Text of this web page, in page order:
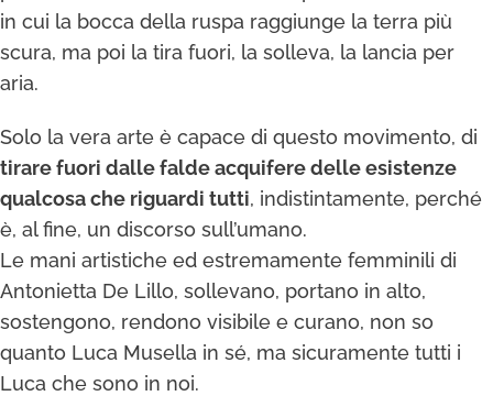
in cui la bocca della ruspa raggiunge la terra più
scura, ma poi la tira fuori, la solleva, la lancia per
aria.
Solo la vera arte è capace di questo movimento, di
tirare fuori dalle falde acquifere delle esistenze
qualcosa che riguardi tutti, indistintamente, perché
è, al fine, un discorso sull’umano.
Le mani artistiche ed estremamente femminili di
Antonietta De Lillo, sollevano, portano in alto,
sostengono, rendono visibile e curano, non so
quanto Luca Musella in sé, ma sicuramente tutti i
Luca che sono in noi.